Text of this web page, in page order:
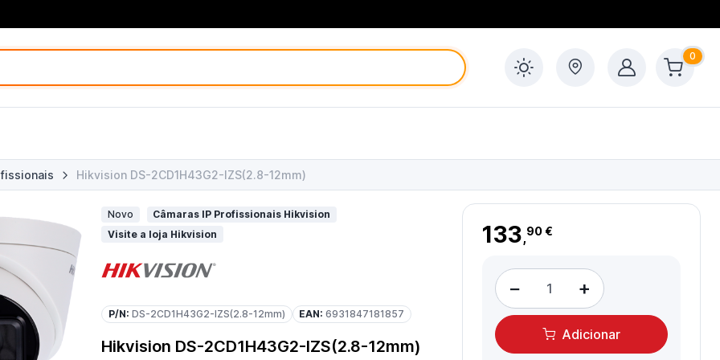
0
Hikvision DS-2CD1H43G2-IZS(2.8-12mm)
Novo
Câmaras IP Profissionais Hikvision
Visite a loja Hikvision
P/N: DS-2CD1H43G2-IZS(2.8-12mm) EAN: 6931847181857
Hikvision DS-2CD1H43G2-IZS(2.8-12mm)
133,90 €
− +
Adicionar